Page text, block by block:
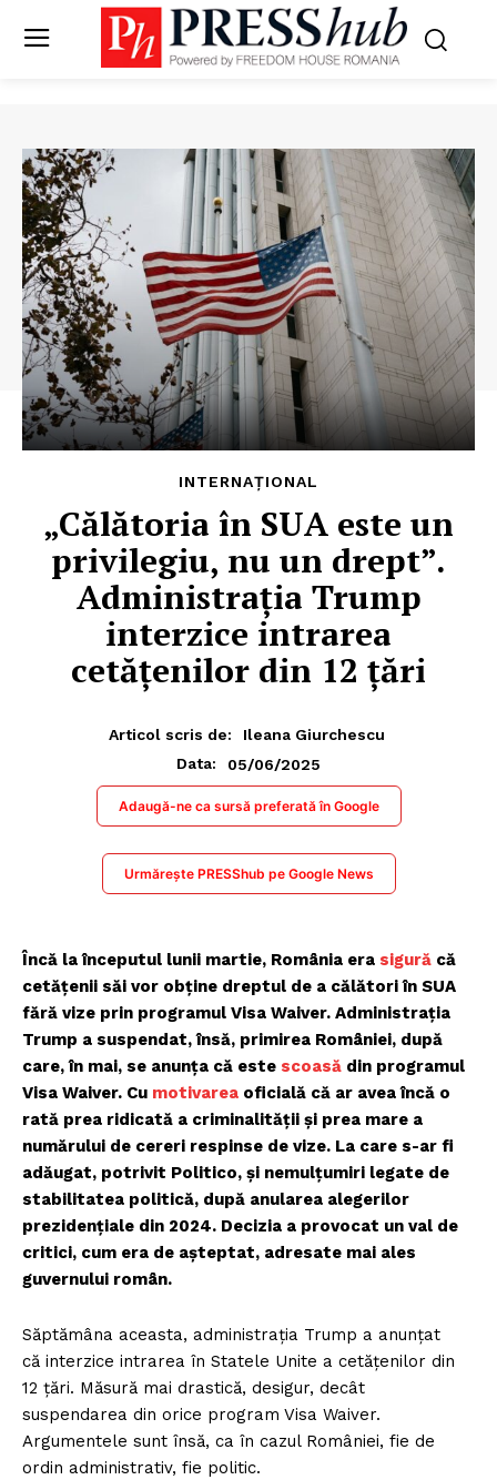
INTERNAȚIONAL
„Călătoria în SUA este un
privilegiu, nu un drept”.
Administrația Trump
interzice intrarea
cetățenilor din 12 țări
Articol scris de:
Ileana Giurchescu
Data:
05/06/2025
Adaugă-ne ca sursă preferată în Google
Urmărește PRESShub pe Google News
Încă la începutul lunii martie, România era sigură că
cetățenii săi vor obține dreptul de a călători în SUA
fără vize prin programul Visa Waiver. Administrația
Trump a suspendat, însă, primirea României, după
care, în mai, se anunța că este scoasă din programul
Visa Waiver. Cu motivarea oficială că ar avea încă o
rată prea ridicată a criminalității și prea mare a
numărului de cereri respinse de vize. La care s-ar fi
adăugat, potrivit Politico, și nemulțumiri legate de
stabilitatea politică, după anularea alegerilor
prezidențiale din 2024. Decizia a provocat un val de
critici, cum era de așteptat, adresate mai ales
guvernului român.
Săptămâna aceasta, administrația Trump a anunțat
că interzice intrarea în Statele Unite a cetățenilor din
12 țări. Măsură mai drastică, desigur, decât
suspendarea din orice program Visa Waiver.
Argumentele sunt însă, ca în cazul României, fie de
ordin administrativ, fie politic.